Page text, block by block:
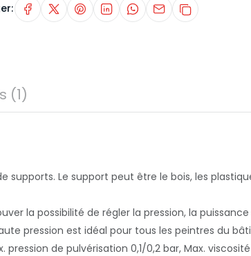
(1)
supports. Le support peut être le bois, les
la possibilité de régler la pression, la
pression est idéal pour tous les peintres du
de pulvérisation 0,1/0,2 bar, Max.